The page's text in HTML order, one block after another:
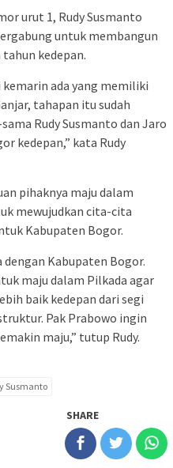
urut 1, Rudy Susmanto
untuk membangun
kedepan.
kemarin ada yang memiliki
tahapan itu sudah
Rudy Susmanto dan Jaro
kedepan,” kata Rudy
pihaknya maju dalam
mewujudkan cita-cita
Kabupaten Bogor.
Kabupaten Bogor.
maju dalam Pilkada agar
baik kedepan dari segi
Pak Prabowo ingin
maju,” tutup Rudy.
Susmanto
SHARE